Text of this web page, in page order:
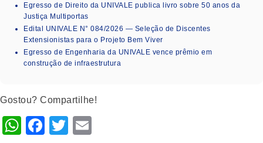
Egresso de Direito da UNIVALE publica livro sobre 50 anos da
Justiça Multiportas
Edital UNIVALE N° 084/2026 — Seleção de Discentes
Extensionistas para o Projeto Bem Viver
Egresso de Engenharia da UNIVALE vence prêmio em
construção de infraestrutura
Gostou? Compartilhe!
WhatsApp
Facebook
Twitter